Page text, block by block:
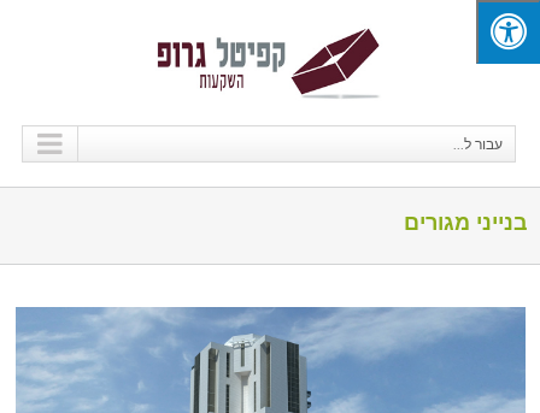
עבור ל...
בנייני מגורים